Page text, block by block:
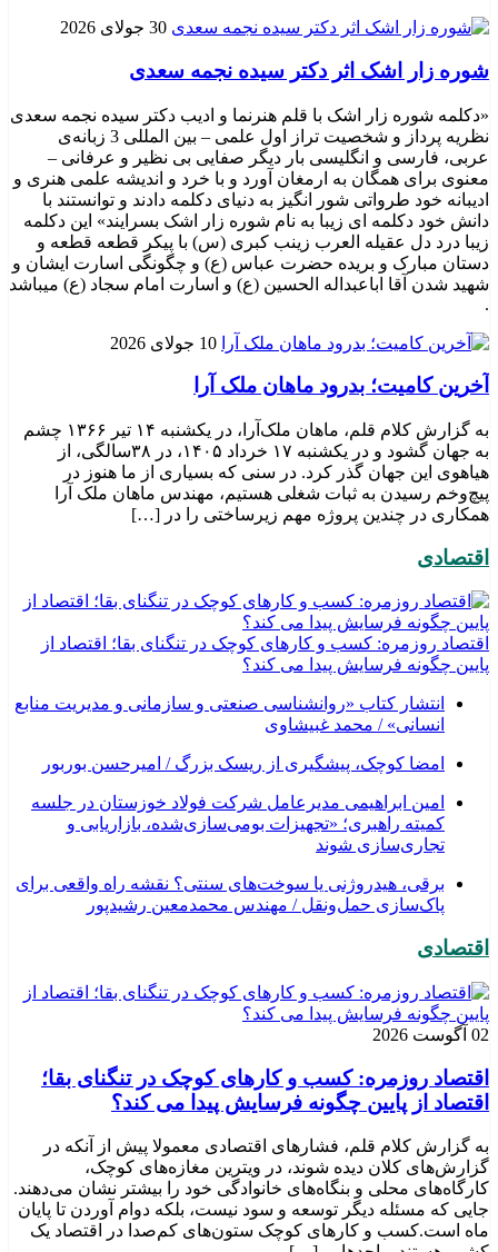
30 جولای 2026
شوره زار اشک اثر دکتر سیده نجمه سعدی
«دکلمه شوره زار اشک با قلم هنرنما و ادیب دکتر سیده نجمه سعدی
نظریه پرداز و شخصیت تراز اول علمی – بین المللی 3 زبانه‌ی
عربی، فارسی و انگلیسی بار دیگر صفایی بی نظیر و عرفانی –
معنوی برای همگان به ارمغان آورد و با خرد و اندیشه علمی هنری و
ادیبانه خود طرواتی شور انگیز به دنیای دکلمه دادند و توانستند با
دانش خود دکلمه ای زیبا به نام شوره زار اشک بسرایند» این دکلمه
زیبا درد دل عقیله العرب زینب کبری (س) با پیکر قطعه قطعه و
دستان مبارک و بریده حضرت عباس (ع) و چگونگی اسارت ایشان و
شهید شدن آقا اباعبداله الحسین (ع) و اسارت امام سجاد (ع) میباشد
.
10 جولای 2026
​آخرین کامیت؛ بدرود ماهان ملک آرا
به گزارش کلام قلم، ماهان ملک‌آرا، در یکشنبه ۱۴ تیر ۱۳۶۶ چشم
به جهان گشود و در یکشنبه ۱۷ خرداد ۱۴۰۵، در ۳۸سالگی، از
هیاهوی این جهان گذر کرد. در سنی که بسیاری از ما هنوز در
پیچ‌وخم رسیدن به ثبات شغلی هستیم، مهندس ماهان ملک آرا
همکاری در چندین پروژه مهم زیرساختی را در […]
اقتصادی
اقتصاد روزمره: کسب‌ و کارهای کوچک در تنگنای بقا؛ اقتصاد از
پایین چگونه فرسایش پیدا می کند؟
انتشار کتاب «روانشناسی صنعتی و سازمانی و مدیریت منابع
انسانی» / محمد غبیشاوی
امضا کوچک، پیشگیری از ریسک بزرگ / امیرحسن بوربور
امین ابراهیمی مدیرعامل شرکت فولاد خوزستان در جلسه
کمیته راهبری؛ «تجهیزات بومی‌سازی‌شده، بازاریابی و
تجاری‌سازی شوند
برقی، هیدروژنی یا سوخت‌های سنتی؟ نقشه راه واقعی برای
پاک‌سازی حمل‌ونقل / مهندس محمدمعین رشیدپور
اقتصادی
02 آگوست 2026
اقتصاد روزمره: کسب‌ و کارهای کوچک در تنگنای بقا؛
اقتصاد از پایین چگونه فرسایش پیدا می کند؟
به گزارش کلام قلم، فشارهای اقتصادی معمولا پیش از آنکه در
گزارش‌های کلان دیده شوند، در ویترین مغازه‌های کوچک،
کارگاه‌های محلی و بنگاه‌های خانوادگی خود را بیشتر نشان می‌دهند.
جایی که مسئله دیگر توسعه و سود نیست، بلکه دوام آوردن تا پایان
ماه است.کسب‌ و کارهای کوچک ستون‌های کم‌صدا در اقتصاد یک